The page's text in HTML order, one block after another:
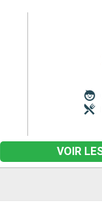
VOIR